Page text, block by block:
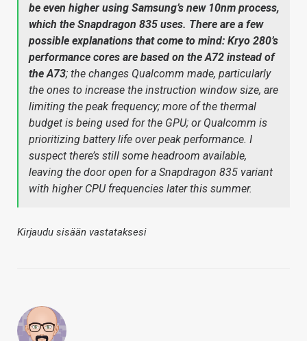
be even higher using Samsung’s new 10nm process,
which the Snapdragon 835 uses. There are a few
possible explanations that come to mind: Kryo 280’s
performance cores are based on the A72 instead of
the A73; the changes Qualcomm made, particularly
the ones to increase the instruction window size, are
limiting the peak frequency; more of the thermal
budget is being used for the GPU; or Qualcomm is
prioritizing battery life over peak performance. I
suspect there’s still some headroom available,
leaving the door open for a Snapdragon 835 variant
with higher CPU frequencies later this summer.
Kirjaudu sisään vastataksesi